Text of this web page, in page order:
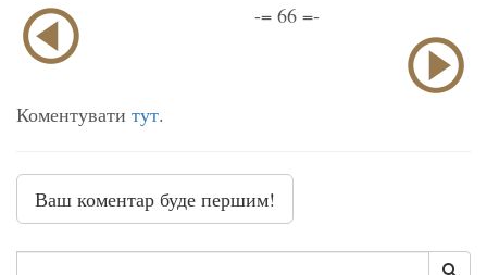
-= 66 =-
Коментувати тут.
Ваш коментар буде першим!